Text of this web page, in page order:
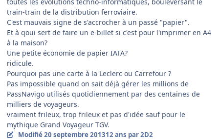
train-train de la distribution ferroviaire.
C'est mauvais signe de s'accrocher à un passé "papier".
Et à qoui sert de faire un e-billet si c'est pour l'imprimer en A4
à la maison?
Une petite économie de papier IATA?
ridicule.
Pourquoi pas une carte à la Leclerc ou Carrefour ?
Pas impossible quand on sait déjà gérer les millions de
PassNavigo utilisés quotidiennement par des centaines de
milliers de voyageurs.
vraiment frileux, trop frileux et pas d'idée sauf pour le
mythique Grand Voyageur TGV.
Modifié20 septembre 201312 ans par 2D2